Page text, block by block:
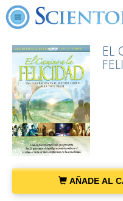
EL
AÑADE AL